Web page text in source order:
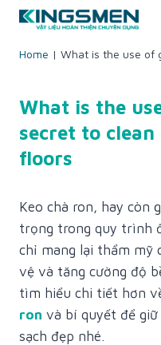
Skip
content
Home | What is the use of
What is the
secret to
floors
Keo chà ron, hay còn
trọng trong quy trình
chỉ mang lại thẩm mỹ
vệ và tăng cường độ
tìm hiểu chi tiết hơn
ron và bí quyết để giữ
sạch đẹp nhé.